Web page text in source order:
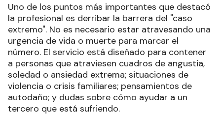
Uno de los puntos más importantes que destacó
la profesional es derribar la barrera del "caso
extremo". No es necesario estar atravesando una
urgencia de vida o muerte para marcar el
número. El servicio está diseñado para contener
a personas que atraviesen cuadros de angustia,
soledad o ansiedad extrema; situaciones de
violencia o crisis familiares; pensamientos de
autodaño; y dudas sobre cómo ayudar a un
tercero que está sufriendo.